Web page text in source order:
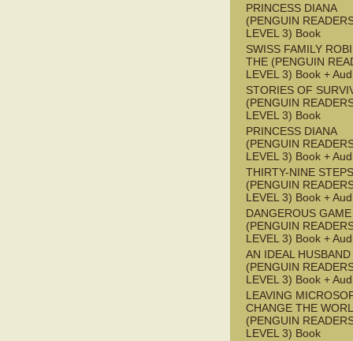
PRINCESS DIANA
(PENGUIN
LEVEL 3) Book
SWISS FAMILY
THE (PENGUIN
LEVEL 3) Book +
STORIES OF
(PENGUIN
LEVEL 3) Book
PRINCESS DIANA
(PENGUIN
LEVEL 3) Book +
THIRTY-NINE
(PENGUIN
LEVEL 3) Book +
DANGEROUS GAME
(PENGUIN
LEVEL 3) Book +
AN IDEAL HUSBAND
(PENGUIN
LEVEL 3) Book +
LEAVING
CHANGE THE
(PENGUIN
LEVEL 3) Book